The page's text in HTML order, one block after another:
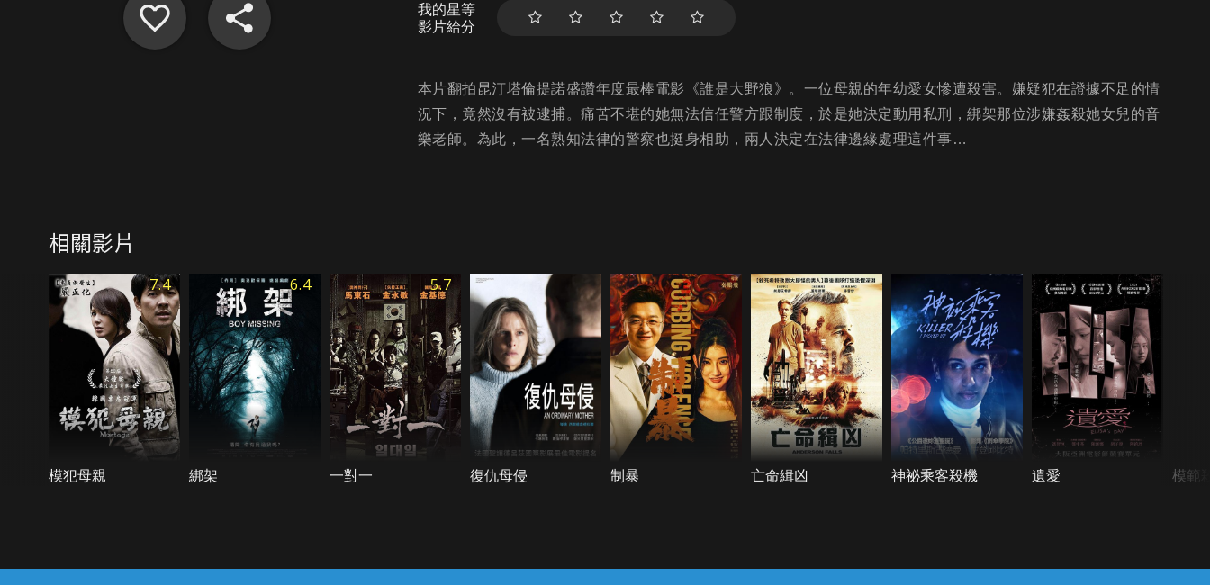
我的星等
影片給分
本片翻拍昆汀塔倫提諾盛讚年度最棒電影《誰是大野狼》。一位母親的年幼愛女慘遭殺害。嫌疑犯在證據不足的情
況下，竟然沒有被逮捕。痛苦不堪的她無法信任警方跟制度，於是她決定動用私刑，綁架那位涉嫌姦殺她女兒的音
樂老師。為此，一名熟知法律的警察也挺身相助，兩人決定在法律邊緣處理這件事…
相關影片
7.4
模犯母親
6.4
綁架
5.7
一對一 復仇母侵 制暴 亡命緝凶 神祕乘客殺機 遺愛 模範